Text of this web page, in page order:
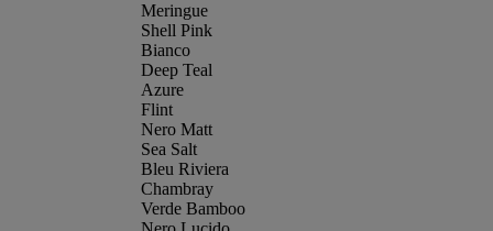
Meringue
Shell Pink
Bianco
Deep Teal
Azure
Flint
Nero Matt
Sea Salt
Bleu Riviera
Chambray
Verde Bamboo